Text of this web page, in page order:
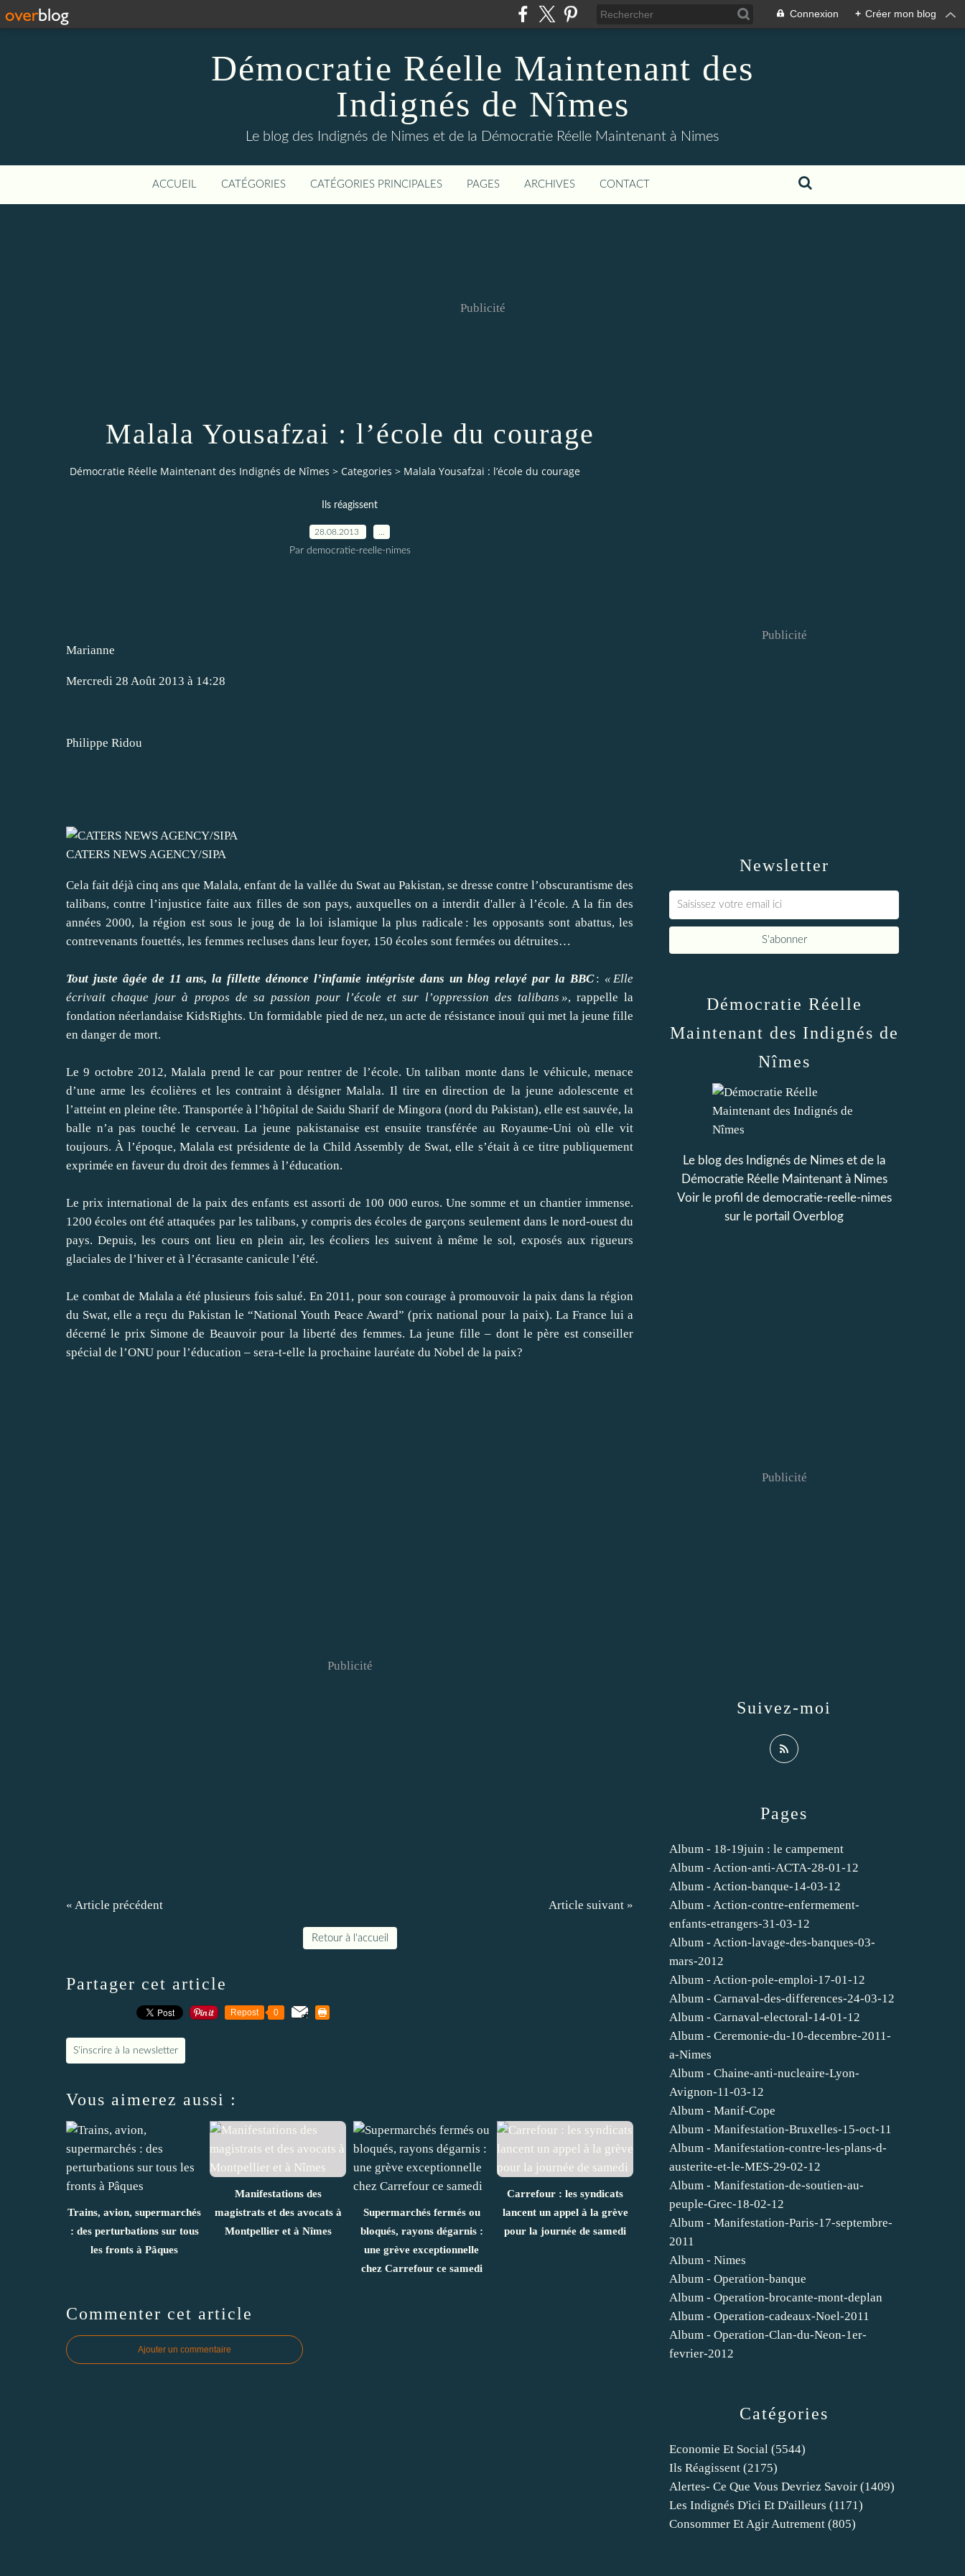
Connexion + Créer mon blog
Démocratie Réelle Maintenant des
Indignés de Nîmes
Le blog des Indignés de Nimes et de la Démocratie Réelle Maintenant à Nimes
ACCUEIL CATÉGORIES CATÉGORIES PRINCIPALES PAGES ARCHIVES CONTACT
Publicité
Malala Yousafzai : l’école du courage
Démocratie Réelle Maintenant des Indignés de Nîmes > Categories > Malala Yousafzai : l’école du courage
Ils réagissent
28.08.2013
Par democratie-reelle-nimes
Marianne
Mercredi 28 Août 2013 à 14:28
Philippe Ridou
CATERS NEWS AGENCY/SIPA
Cela fait déjà cinq ans que Malala, enfant de la vallée du Swat au Pakistan, se dresse contre l’obscurantisme des
talibans, contre l’injustice faite aux filles de son pays, auxquelles on a interdit d'aller à l’école. A la fin des
années 2000, la région est sous le joug de la loi islamique la plus radicale : les opposants sont abattus, les
contrevenants fouettés, les femmes recluses dans leur foyer, 150 écoles sont fermées ou détruites…
Tout juste âgée de 11 ans, la fillette dénonce l’infamie intégriste dans un blog relayé par la BBC: « Elle
écrivait chaque jour à propos de sa passion pour l’école et sur l’oppression des talibans », rappelle la
fondation néerlandaise KidsRights. Un formidable pied de nez, un acte de résistance inouï qui met la jeune fille
en danger de mort.
Le 9 octobre 2012, Malala prend le car pour rentrer de l’école. Un taliban monte dans le véhicule, menace
d’une arme les écolières et les contraint à désigner Malala. Il tire en direction de la jeune adolescente et
l’atteint en pleine tête. Transportée à l’hôpital de Saidu Sharif de Mingora (nord du Pakistan), elle est sauvée, la
balle n’a pas touché le cerveau. La jeune pakistanaise est ensuite transférée au Royaume-Uni où elle vit
toujours. À l’époque, Malala est présidente de la Child Assembly de Swat, elle s’était à ce titre publiquement
exprimée en faveur du droit des femmes à l’éducation.
Le prix international de la paix des enfants est assorti de 100 000 euros. Une somme et un chantier immense.
1200 écoles ont été attaquées par les talibans, y compris des écoles de garçons seulement dans le nord-ouest du
pays. Depuis, les cours ont lieu en plein air, les écoliers les suivent à même le sol, exposés aux rigueurs
glaciales de l’hiver et à l’écrasante canicule l’été.
Le combat de Malala a été plusieurs fois salué. En 2011, pour son courage à promouvoir la paix dans la région
du Swat, elle a reçu du Pakistan le “National Youth Peace Award” (prix national pour la paix). La France lui a
décerné le prix Simone de Beauvoir pour la liberté des femmes. La jeune fille – dont le père est conseiller
spécial de l’ONU pour l’éducation – sera-t-elle la prochaine lauréate du Nobel de la paix?
Publicité
« Article précédent Article suivant »
Retour à l'accueil
Partager cet article
Repost 0
S'inscrire à la newsletter
Vous aimerez aussi :
Trains, avion, supermarchés
: des perturbations sur tous
les fronts à Pâques
Manifestations des
magistrats et des avocats à
Montpellier et à Nîmes
Supermarchés fermés ou
bloqués, rayons dégarnis :
une grève exceptionnelle
chez Carrefour ce samedi
Carrefour : les syndicats
lancent un appel à la grève
pour la journée de samedi
Commenter cet article
Ajouter un commentaire
Newsletter
Publicité
Catégories
Economie Et Social (5544)
Ils Réagissent (2175)
Alertes- Ce Que Vous Devriez Savoir (1409)
Les Indignés D'ici Et D'ailleurs (1171)
Consommer Et Agir Autrement (805)
Pages
Album - 18-19juin : le campement
Album - Action-anti-ACTA-28-01-12
Album - Action-banque-14-03-12
Album - Action-contre-enfermement-
enfants-etrangers-31-03-12
Album - Action-lavage-des-banques-03-
mars-2012
Album - Action-pole-emploi-17-01-12
Album - Carnaval-des-differences-24-03-12
Album - Carnaval-electoral-14-01-12
Album - Ceremonie-du-10-decembre-2011-
a-Nimes
Album - Chaine-anti-nucleaire-Lyon-
Avignon-11-03-12
Album - Manif-Cope
Album - Manifestation-Bruxelles-15-oct-11
Album - Manifestation-contre-les-plans-d-
austerite-et-le-MES-29-02-12
Album - Manifestation-de-soutien-au-
peuple-Grec-18-02-12
Album - Manifestation-Paris-17-septembre-
2011
Album - Nimes
Album - Operation-banque
Album - Operation-brocante-mont-deplan
Album - Operation-cadeaux-Noel-2011
Album - Operation-Clan-du-Neon-1er-
fevrier-2012
Démocratie Réelle
Maintenant des Indignés de
Nîmes
Le blog des Indignés de Nimes et de la
Démocratie Réelle Maintenant à Nimes
Voir le profil de democratie-reelle-nimes
sur le portail Overblog
Suivez-moi
Publicité